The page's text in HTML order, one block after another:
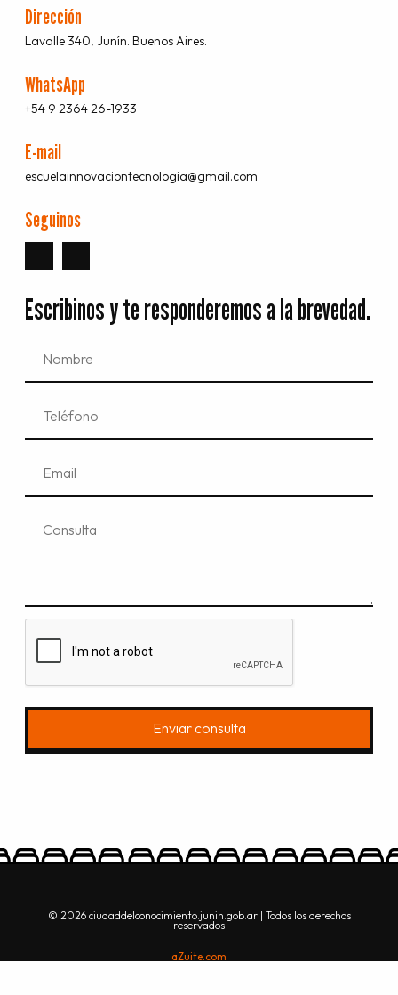
Dirección
Lavalle 340, Junín. Buenos Aires.
WhatsApp
+54 9 2364 26-1933
E-mail
escuelainnovaciontecnologia@gmail.com
Seguinos
Escribinos y te responderemos a la brevedad.
Enviar consulta
© 2026 ciudaddelconocimiento.junin.gob.ar | Todos los derechos
reservados
aZuite.com